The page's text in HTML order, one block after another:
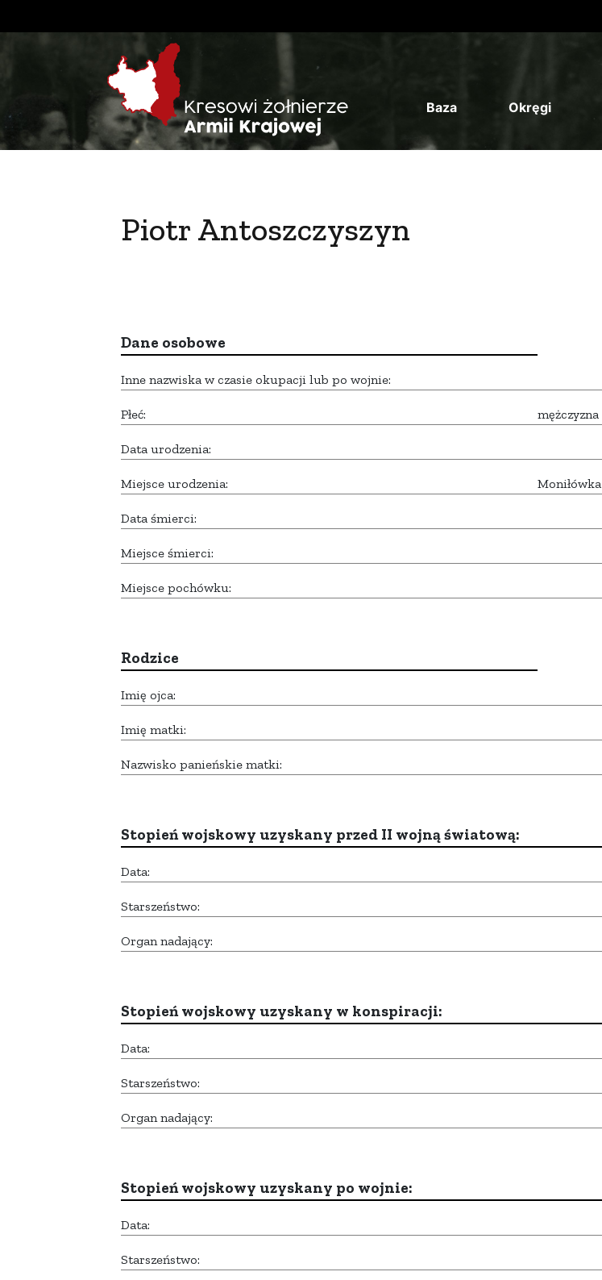
Baza Okręgi
Piotr Antoszczyszyn
Dane osobowe
Inne nazwiska w czasie okupacji lub po wojnie:
Płeć: mężczyzna
Data urodzenia:
Miejsce urodzenia: Moniłówka
Data śmierci:
Miejsce śmierci:
Miejsce pochówku:
Rodzice
Imię ojca:
Imię matki:
Nazwisko panieńskie matki:
Stopień wojskowy uzyskany przed II wojną światową:
Data:
Starszeństwo:
Organ nadający:
Stopień wojskowy uzyskany w konspiracji:
Data:
Starszeństwo:
Organ nadający:
Stopień wojskowy uzyskany po wojnie:
Data:
Starszeństwo: